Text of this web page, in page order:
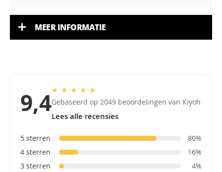
MEER INFORMATIE
9,4★ ★ ★ ★ ★
Gebaseerd op 2049 beoordelingen van Kiyoh
Lees alle recensies
5 sterren
80%
4 sterren
16%
3 sterren
4%